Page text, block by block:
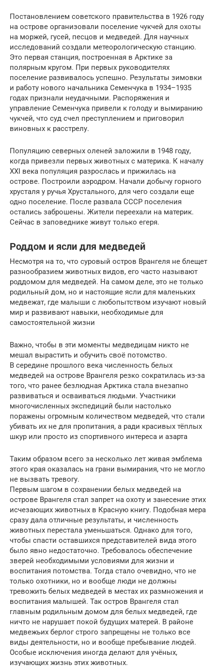
Постановлением советского правительства в 1926 году
на острове организовали поселение чукчей для охоты
на моржей, гусей, песцов и медведей. Для научных
исследований создали метеорологическую станцию.
Это первая станция, построенная в Арктике за
полярным кругом. При первых руководителях
поселение развивалось успешно. Результаты зимовки
и работу нового начальника Семенчука в 1934–1935
годах признали неудачными. Распоряжения и
управление Семенчука привели к голоду и вымиранию
чукчей, что суд счел преступлением и приговорил
виновных к расстрелу.
Популяцию северных оленей заложили в 1948 году,
когда привезли первых животных с материка. К началу
XXI века популяция разрослась и прижилась на
острове. Построили аэродром. Начали добычу горного
хрусталя у ручья Хрустального, для чего создали еще
одно поселение. После развала СССР поселения
остались заброшены. Жители переехали на материк.
Сейчас в заповеднике живут только егеря.
Роддом и ясли для медведей
Несмотря на то, что суровый остров Врангеля не блещет
разнообразием животных видов, его часто называют
роддомом для медведей. На самом деле, это не только
родильный дом, но и настоящие ясли для маленьких
медвежат, где малыши с любопытством изучают новый
мир и развивают навыки, необходимые для
самостоятельной жизни
Важно, чтобы в эти моменты медведицам никто не
мешал вырастить и обучить своё потомство.
В середине прошлого века численность белых
медведей на острове Врангеля резко сократилась из-за
того, что ранее безлюдная Арктика стала внезапно
развиваться и осваиваться людьми. Участники
многочисленных экспедиций были настолько
поражены огромным количеством медведей, что стали
убивать их не для пропитания, а ради красивых тёплых
шкур или просто из спортивного интереса и азарта
Таким образом всего за несколько лет живая эмблема
этого края оказалась на грани вымирания, что не могло
не вызвать тревогу.
Первым шагом в сохранении белых медведей на
острове Врангеля стал запрет на охоту и занесение этих
исчезающих животных в Красную книгу. Подобная мера
сразу дала отличные результаты, и численность
животных перестала уменьшаться. Однако для того,
чтобы спасти оставшихся представителей вида этого
было явно недостаточно. Требовалось обеспечение
зверей необходимыми условиями для жизни и
воспитания потомства. Тогда стало очевидно, что не
только охотники, но и вообще люди не должны
тревожить белых медведей в местах их размножения и
воспитания малышей. Так остров Врангеля стал
главным родильным домом для белых медведей, где
ничто не нарушает покой будущих матерей. В районе
медвежьих берлог строго запрещены не только все
виды деятельности, но и вообще пребывание людей.
Особые исключения иногда делают для учёных,
изучающих жизнь этих животных.